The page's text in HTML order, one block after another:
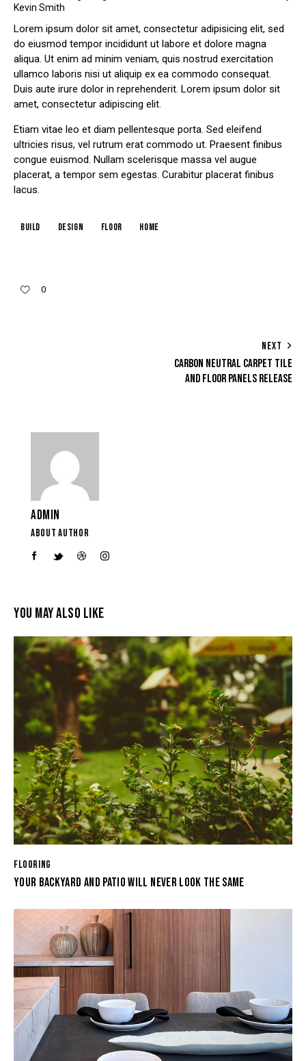
Kevin Smith
Lorem ipsum dolor sit amet, consectetur adipisicing elit, sed
do eiusmod tempor incididunt ut labore et dolore magna
aliqua. Ut enim ad minim veniam, quis nostrud exercitation
ullamco laboris nisi ut aliquip ex ea commodo consequat.
Duis aute irure dolor in reprehenderit. Lorem ipsum dolor sit
amet, consectetur adipiscing elit.
Etiam vitae leo et diam pellentesque porta. Sed eleifend
ultricies risus, vel rutrum erat commodo ut. Praesent finibus
congue euismod. Nullam scelerisque massa vel augue
placerat, a tempor sem egestas. Curabitur placerat finibus
lacus.
build design floor home
0
NEXT
CARBON NEUTRAL CARPET TILE
AND FLOOR PANELS RELEASE
ADMIN
ABOUT AUTHOR
YOU MAY ALSO LIKE
FLOORING
YOUR BACKYARD AND PATIO WILL NEVER LOOK THE SAME